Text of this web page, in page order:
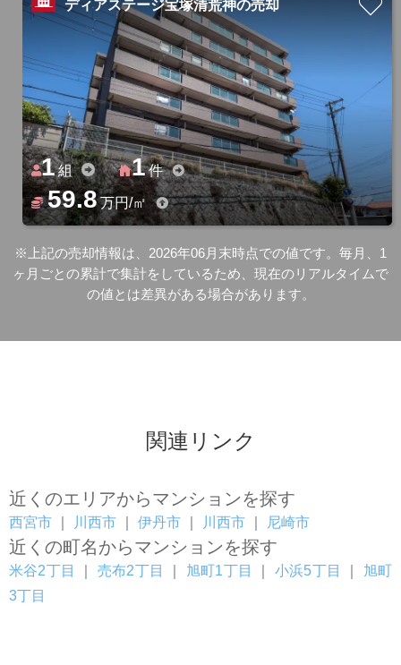
ディアステージ宝塚清荒神の売却
1組 1件
59.8万円/㎡
※上記の売却情報は、2026年06月末時点での値です。毎月、1
ヶ月ごとの累計で集計をしているため、現在のリアルタイムで
の値とは差異がある場合があります。
関連リンク
近くのエリアからマンションを探す
西宮市 川西市 伊丹市 川西市 尼崎市
近くの町名からマンションを探す
米谷2丁目 売布2丁目 旭町1丁目 小浜5丁目
旭町
3丁目